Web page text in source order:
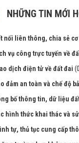
NHỮNG TIN MỚI
nối liên thông, chia sẻ
vụ công trực tuyến về
dịch điện tử về đất đai
đảm an toàn và chế độ
bố thông tin, dữ liệu
hình thức khai thác và
tự, thủ tục cung cấp